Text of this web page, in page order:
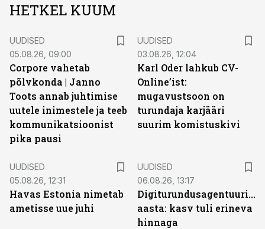
HETKEL KUUM
UUDISED
05.08.26, 09:00
Corpore vahetab
põlvkonda | Janno
Toots annab juhtimise
uutele inimestele ja teeb
kommunikatsioonist
pika pausi
UUDISED
03.08.26, 12:04
Karl Oder lahkub CV-
Online’ist:
mugavustsoon on
turundaja karjääri
suurim komistuskivi
UUDISED
05.08.26, 12:31
Havas Estonia nimetab
ametisse uue juhi
UUDISED
06.08.26, 13:17
Digiturundusagentuuride
aasta: kasv tuli erineva
hinnaga